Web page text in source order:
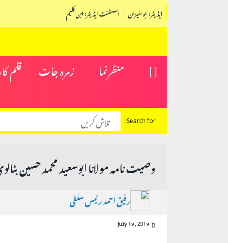
اسسٹنٹ ایڈیٹر: ابن کلیم ایڈیٹر: ابوالمیزان
منظرنما زمرہ جات قلم
Search for:
وصیت نامہ مولانا ابوسعید محمد حسین
رفیق احمد رئیس سلفی
July 19, 2019